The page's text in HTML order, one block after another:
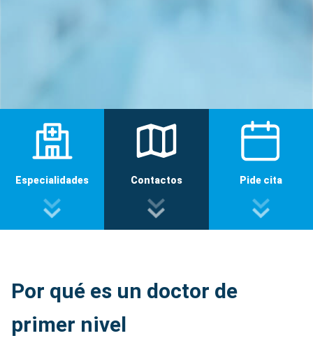
Especialidades Contactos Pide cita
Por qué es un doctor de
primer nivel